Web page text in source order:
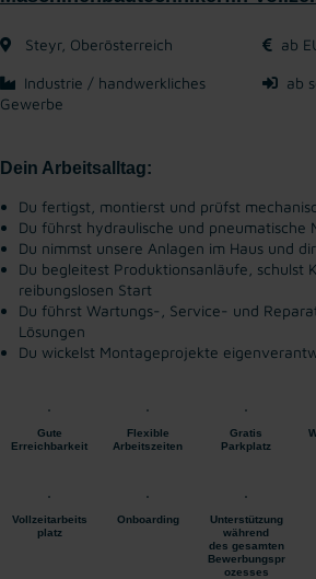
Steyr, Oberösterreich ab
Industrie / handwerkliches
Gewerbe
ab
​Dein Arbeitsalltag:
Du fertigst, montierst und prüfst
Du führst hydraulische und pneumatische
Du nimmst unsere Anlagen im Haus und
Du begleitest Produktionsanläufe, schulst
reibungslosen Start
Du führst Wartungs-, Service- und
Lösungen
Du wickelst Montageprojekte
Gute
Erreichbarkeit
Flexible
Arbeitszeiten
Gratis
Parkplatz
Vollzeitarbeits
platz
Onboarding
Unterstützung
während
des gesamten
Bewerbungspr
ozesses